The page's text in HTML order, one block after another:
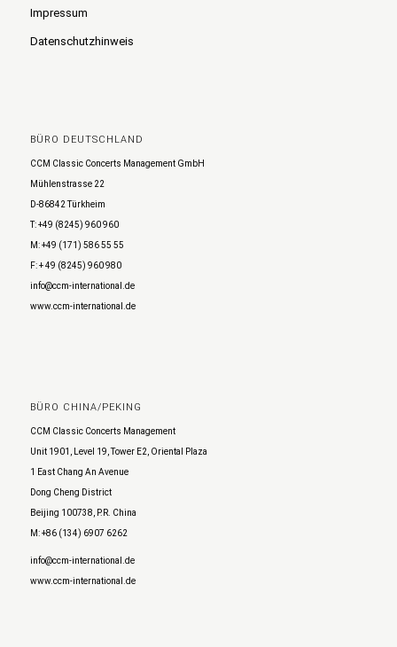
Impressum
Datenschutzhinweis
BÜRO DEUTSCHLAND
CCM Classic Concerts Management GmbH
Mühlenstrasse 22
D-86842 Türkheim
T: +49 (8245) 960 960
M: +49 (171) 586 55 55
F: + 49 (8245) 960 980
info@ccm-international.de
www.ccm-international.de
BÜRO CHINA/PEKING
CCM Classic Concerts Management
Unit 1901, Level 19, Tower E2, Oriental Plaza
1 East Chang An Avenue
Dong Cheng District
Beijing 100738, P.R. China
M: +86 (134) 6907 6262
info@ccm-international.de
www.ccm-international.de